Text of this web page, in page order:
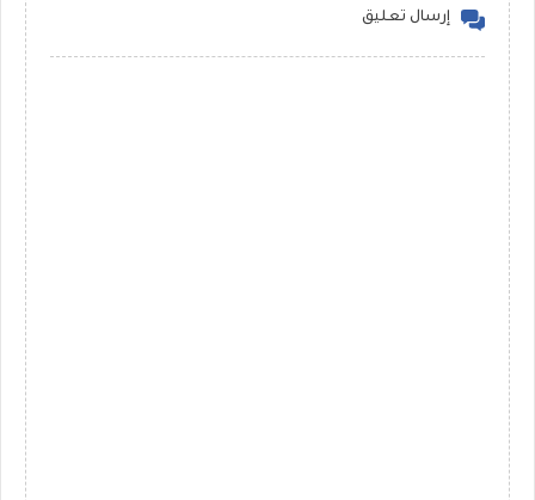
إرسال تعليق